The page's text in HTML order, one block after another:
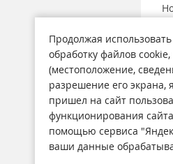
7
О
Продолжая
обработку файлов
(местоположение,
разрешение его экрана,
пришел на сайт
функционирования
помощью сервиса
ваши данные